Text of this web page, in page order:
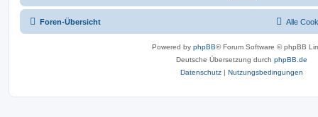
Foren-Übersicht Alle
Powered by phpBB® Forum Software © phpBB
Deutsche Übersetzung durch phpBB.de
Datenschutz | Nutzungsbedingungen